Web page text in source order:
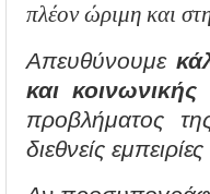
πλέον ώριμη και
Απευθύνουμε
και
προβλήματος
διεθνείς